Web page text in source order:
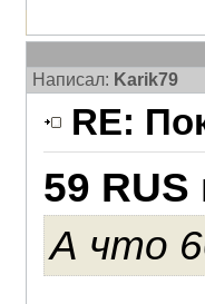
Написал: Karik79
RE:
59 RUS
А что